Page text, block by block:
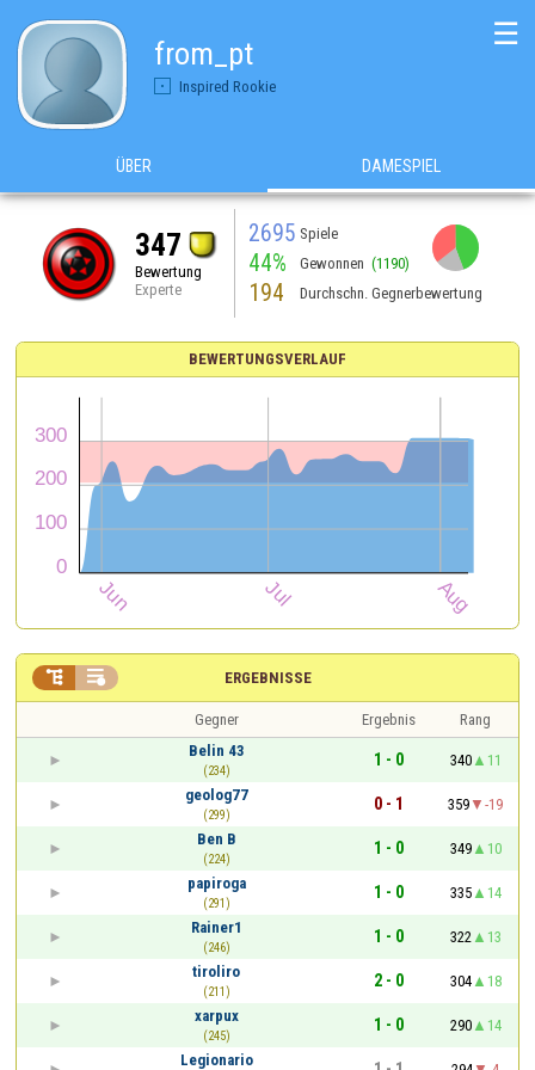
from_pt
Inspired Rookie
☰
ÜBER DAMESPIEL
347
Bewertung
Experte
2695 Spiele
44% Gewonnen (1190)
194 Durchschn. Gegnerbewertung
BEWERTUNGSVERLAUF
ERGEBNISSE
 
Gegner Ergebnis
Rang
Belin 43
(234)
1 - 0 340
11
geolog77
(299)
0 - 1 359
-19
Ben B
(224)
1 - 0 349
10
papiroga
(291)
1 - 0 335
14
Rainer1
(246)
1 - 0 322
13
tiroliro
(211)
2 - 0 304
18
xarpux
(245)
1 - 0 290
14
Legionario